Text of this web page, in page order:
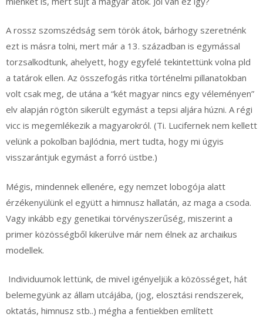
A rossz szomszédság sem török átok, bárhogy szeretnénk
ezt is másra tolni, mert már a 13. században is egymással
torzsalkodtunk, ahelyett, hogy egyfelé tekintettünk volna pld
a tatárok ellen. Az összefogás ritka történelmi pillanatokban
volt csak meg, de utána a “két magyar nincs egy véleményen”
elv alapján rögtön sikerült egymást a tepsi aljára húzni. A régi
vicc is megemlékezik a magyarokról. (Ti. Lucifernek nem kellett
velünk a pokolban bajlódnia, mert tudta, hogy mi úgyis
visszarántjuk egymást a forró üstbe.)
Mégis, mindennek ellenére, egy nemzet lobogója alatt
érzékenyülünk el együtt a himnusz hallatán, az maga a csoda.
Vagy inkább egy genetikai törvényszerűség, miszerint a
primer közösségből kikerülve már nem élnek az archaikus
modellek.
Individuumok lettünk, de mivel igényeljük a közösséget, hát
belemegyünk az állam utcájába, (jog, elosztási rendszerek,
oktatás, himnusz stb..) mégha a fentiekben említett